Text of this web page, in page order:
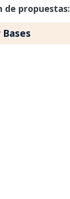
de propuestas: